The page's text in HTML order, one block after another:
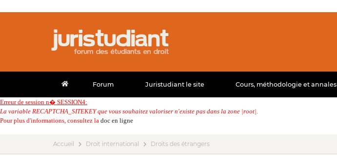
Forum Juristudiant le site Cours, méthodologie et annales
Erreur de session n� SESSION4:
La variable RECAPTCHA_SITEKEY que vous souhaitez valoriser n'existe pas dans la zone |root|.
Pour plus d'informations, consultez la doc en ligne
Accueil Droit international Droits des étrangers